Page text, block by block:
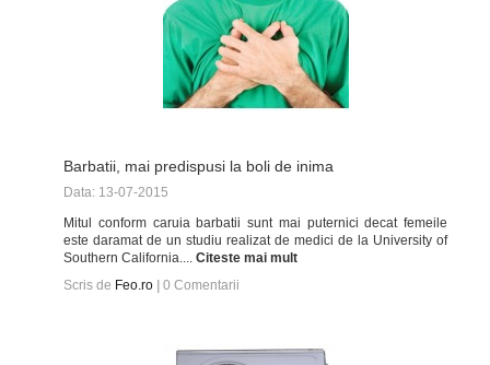
Barbatii, mai predispusi la boli de inima
Data: 13-07-2015
Mitul conform caruia barbatii sunt mai puternici decat femeile
este daramat de un studiu realizat de medici de la University of
Southern California.... Citeste mai mult
Scris de Feo.ro 0 Comentarii